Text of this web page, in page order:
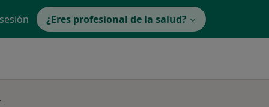
¿Eres profesional de la salud?